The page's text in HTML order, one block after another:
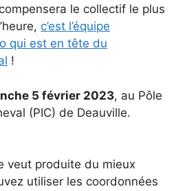
le collectif le plus
c’est l’équipe
qui est en tête du
!
5 février 2023, au Pôle
(PIC) de Deauville.
veut produite du mieux
utiliser les coordonnées